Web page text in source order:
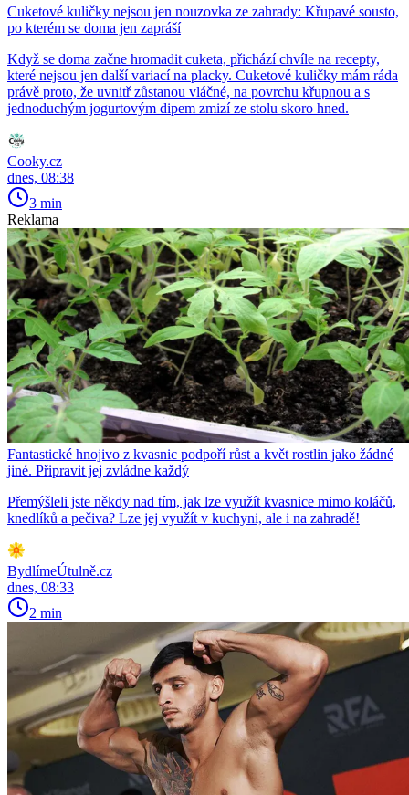
Cuketové kuličky nejsou jen nouzovka ze zahrady: Křupavé sousto,
po kterém se doma jen zapráší
Když se doma začne hromadit cuketa, přichází chvíle na recepty,
které nejsou jen další variací na placky. Cuketové kuličky mám ráda
právě proto, že uvnitř zůstanou vláčné, na povrchu křupnou a s
jednoduchým jogurtovým dipem zmizí ze stolu skoro hned.
Cooky.cz
dnes, 08:38
3 min
Reklama
Fantastické hnojivo z kvasnic podpoří růst a květ rostlin jako žádné
jiné. Připravit jej zvládne každý
Přemýšleli jste někdy nad tím, jak lze využít kvasnice mimo koláčů,
knedlíků a pečiva? Lze jej využít v kuchyni, ale i na zahradě!
BydlímeÚtulně.cz
dnes, 08:33
2 min